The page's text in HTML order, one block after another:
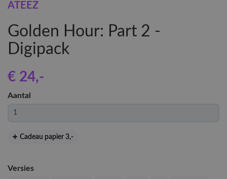
ATEEZ
Golden Hour: Part 2 -
Digipack
€ 24,-
Aantal
Cadeau papier 3,-
Versies